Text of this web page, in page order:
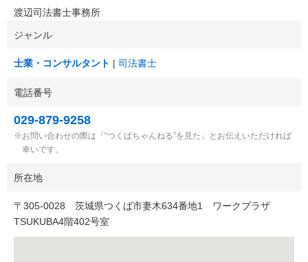
渡辺司法書士事務所
ジャンル
士業・コンサルタント 司法書士
電話番号
029-879-9258
お問い合わせの際は「“つくばちゃんねる”を見た」とお伝えいただければ
幸いです。
所在地
〒 305-0028 茨城県つくば市妻木634番地1 ワークプラザ
TSUKUBA4階402号室